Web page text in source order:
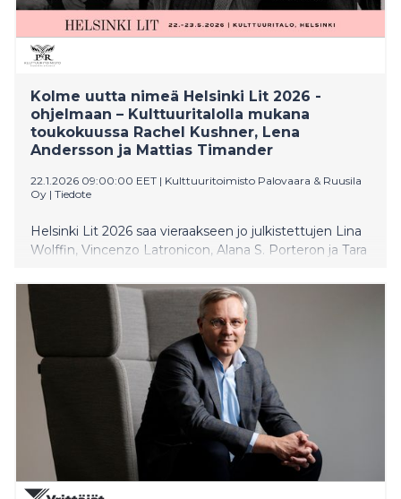
Kolme uutta nimeä Helsinki Lit 2026 -
ohjelmaan – Kulttuuritalolla mukana
toukokuussa Rachel Kushner, Lena
Andersson ja Mattias Timander
22.1.2026 09:00:00 EET | Kulttuuritoimisto Palovaara & Ruusila
Oy | Tiedote
Helsinki Lit 2026 saa vieraakseen jo julkistettujen Lina
Wolffin, Vincenzo Latronicon, Alana S. Porteron ja Tara
Rachel Kushnerin ja kaksi ajankohtaista ruotsalaista
kirjailijaa, Lena Anderssonin ja Mattias Timanderin.
22.-23. toukokuuta 2026 Helsingin Kulttuuritalolla
järjestettävän käännöskirjallisuusfestivaalin koko
ohjelma julkistetaan ystävänpäivänä 14. helmikuuta,
jolloin myös yhden päivän liput tulevat myyntiin.
Kahden päivän liput ovat myynnissä Lippu.fi:ssä.